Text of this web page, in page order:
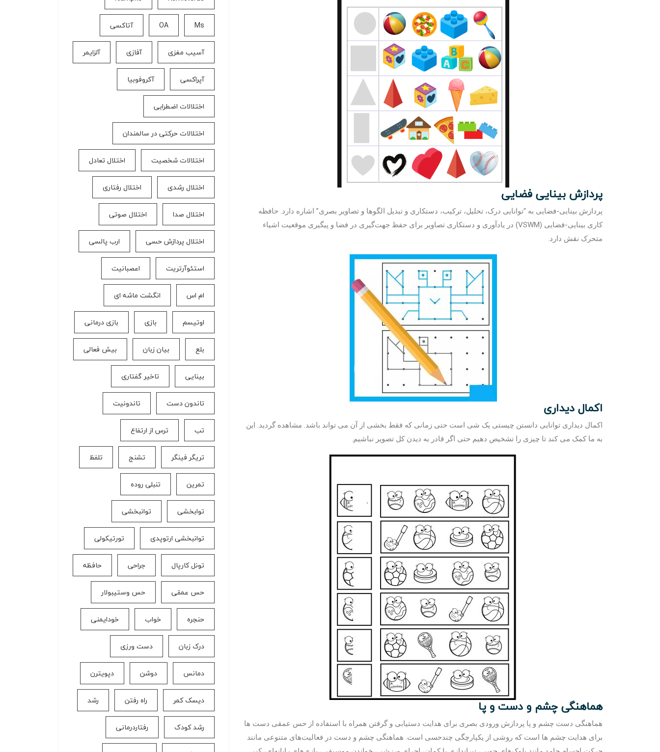
پردازش بینایی فضایی
پردازش بینایی-فضایی به “توانایی درک، تحلیل، ترکیب، دستکاری و تبدیل الگوها و تصاویر بصری” اشاره دارد. حافظه
کاری بینایی-فضایی (VSWM) در یادآوری و دستکاری تصاویر برای حفظ جهت‌گیری در فضا و پیگیری موقعیت اشیاء
متحرک نقش دارد.
اکمال دیداری
اکمال دیداری توانایی دانستن چیستی یک شی است حتی زمانی که فقط بخشی از آن می تواند باشد. مشاهده گردید. این
به ما کمک می کند تا چیزی را تشخیص دهیم حتی اگر قادر به دیدن کل تصویر نباشیم.
هماهنگی چشم و دست و پا
هماهنگی دست چشم و پا پردازش ورودی بصری برای هدایت دستیابی و گرفتن همراه با استفاده از حس عمقی دست ها
برای هدایت چشم ها است که روشی از یکپارچگی چندحسی است. هماهنگی چشم و دست در فعالیت‌های متنوعی مانند
Ms
OA آتاکسی
آسیب مغزی آفازی آلزایمر
آپراکسی آکروفوبیا
اختلالات اضطرابی
اختلالات حرکتی در سالمندان
اختلالات شخصیت اختلال تعادل
اختلال رشدی اختلال رفتاری
اختلال صدا اختلال صوتی
اختلال پردازش حسی ارب پالسی
استئوآرتریت اعصبانیت
ام اس انگشت ماشه ای
اوتیسم بازی بازی درمانی
بلع بیان زبان بیش فعالی
بینایی تاخیر گفتاری
تاندون دست تاندونیت
تب ترس از ارتفاع
تریگر فینگر تشنج تلفظ
تمرین تنبلی روده
توابخشی توانبخشی
توانبخشی ارتوپدی تورتیکولی
تونل کارپال جراحی حافظه
حس عمقی حس وستیبولار
حنجره خواب خودایمنی
درک زبان دست ورزی
دمانس دوشن دپویترن
دیسک کمر راه رفتن رشد
رشد کودک رفتاردرمانی